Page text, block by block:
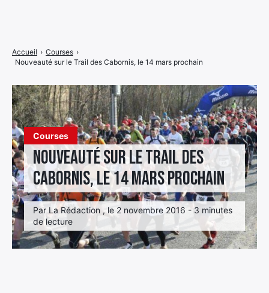
Courses
Nouveauté sur le Trail des
Cabornis, le 14 mars prochain
Par La Rédaction , le 2 novembre 2016 - 3 minutes
de lecture
Accueil › Courses ›
Nouveauté sur le Trail des Cabornis, le 14 mars prochain
de
menu
Élément
de
menu
Élément
de
menu